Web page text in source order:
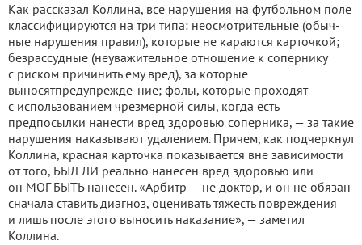
Как рассказал Коллина, все нарушения на футбольном по­ле
классифицируются на три типа: неосмотрительные (обыч­
ные нарушения правил), кото­рые не караются карточкой;
без­рассудные (неуважительное отношение к сопернику
с ри­ском причинить ему вред), за которые
выносятпредупрежде-ние; фолы, которые проходят
с использованием чрезмерной силы, когда есть
предпосылки нанести вред здоровью сопер­ника, — за такие
нарушения на­казывают удалением. Причем, как подчеркнул
Коллина, крас­ная карточка показывается вне зависимости
от того, БЫЛ ЛИ реально нанесен вред здоро­вью или
он МОГ БЫТЬ нанесен. «Арбитр — не доктор, и он не обязан
сначала ставить диа­гноз, оценивать тяжесть по­вреждения
и лишь после этого выносить наказание», — заме­тил
Коллина.